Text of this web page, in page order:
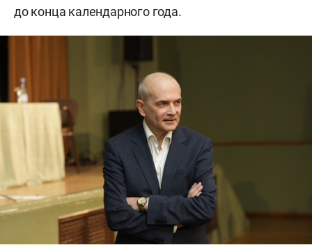
до конца календарного года.